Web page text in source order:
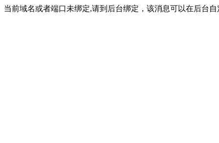
当前域名或者端口未绑定,请到后台绑定，该消息可以在后台自